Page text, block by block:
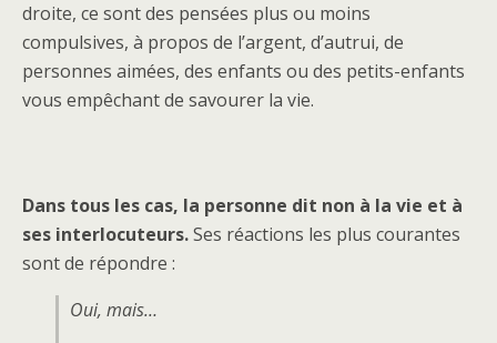
droite, ce sont des pensées plus ou moins
compulsives, à propos de l’argent, d’autrui, de
personnes aimées, des enfants ou des petits-enfants
vous empêchant de savourer la vie.
Dans tous les cas, la personne dit non à la vie et à
ses interlocuteurs.Ses réactions les plus courantes
sont de répondre :
Oui, mais…